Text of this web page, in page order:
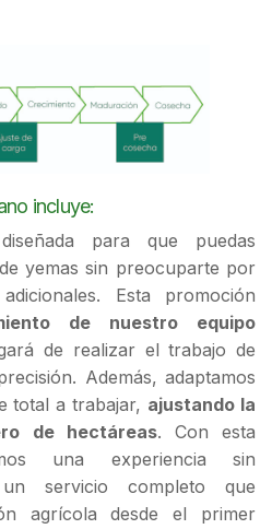
incluye:
para que puedas
yemas sin preocuparte por
Esta promoción
de nuestro equipo
de realizar el trabajo de
Además, adaptamos
total a trabajar, ajustando la
de hectáreas. Con esta
una experiencia sin
servicio completo que
agrícola desde el primer